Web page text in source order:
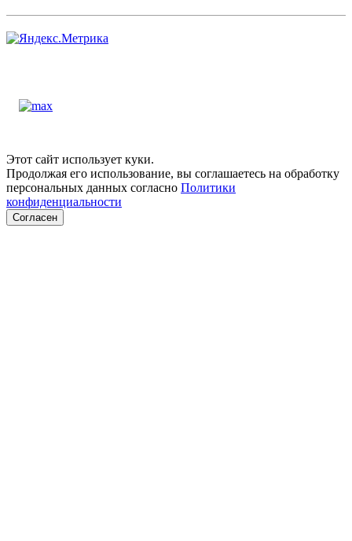
Этот сайт использует куки.
Продолжая его использование, вы соглашаетесь на обработку
персональных данных согласно Политики
конфиденциальности
Согласен